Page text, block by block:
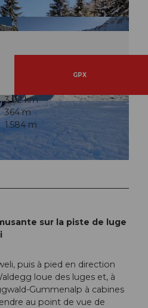
Dallenwil-Wirzweli AG |
BY
© Luftseilbahn Dallenwil-Wirzweli AG, Luftseilb
GPX
3,02 km
364 m
1.584 m
sur la piste de luge
puis à pied en direction
loue des luges et, à
Gummenalp à cabines
au point de vue de